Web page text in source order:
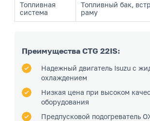
Топливная
система
Топливный бак,
раму
Преимущества CTG 22IS:
Надежный двигатель Isuzu с
охлаждением
Низкая цена при высоком
оборудования
Предпусковой подогреватель